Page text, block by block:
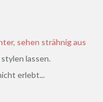
lassen.
erlebt...